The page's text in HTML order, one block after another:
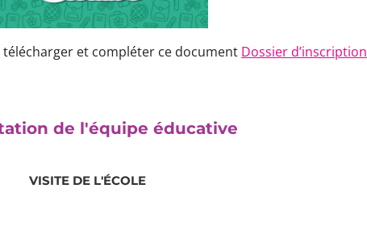
et compléter ce document Dossier d’inscription
de l'équipe éducative
VISITE DE L'ÉCOLE